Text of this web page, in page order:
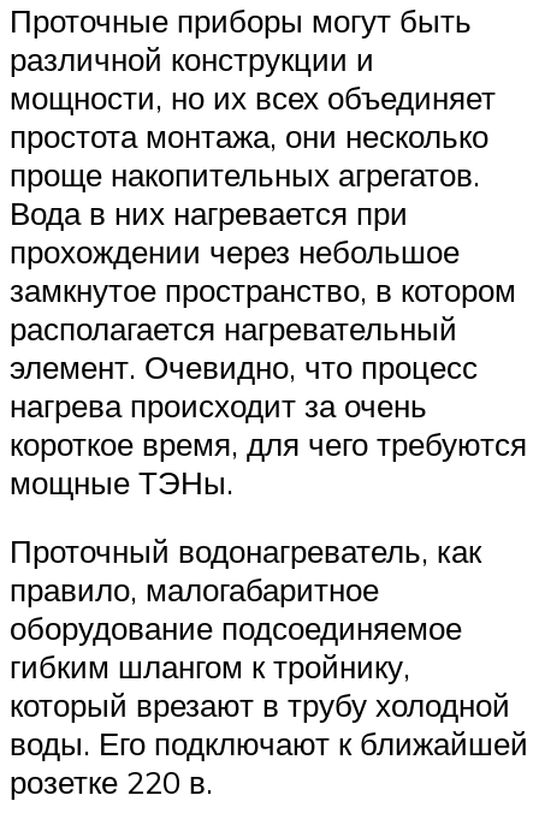
Проточные приборы могут быть
различной конструкции и
мощности, но их всех объединяет
простота монтажа, они несколько
проще накопительных агрегатов.
Вода в них нагревается при
прохождении через небольшое
замкнутое пространство, в котором
располагается нагревательный
элемент. Очевидно, что процесс
нагрева происходит за очень
короткое время, для чего требуются
мощные ТЭНы.
Проточный водонагреватель, как
правило, малогабаритное
оборудование подсоединяемое
гибким шлангом к тройнику,
который врезают в трубу холодной
воды. Его подключают к ближайшей
розетке 220 в.